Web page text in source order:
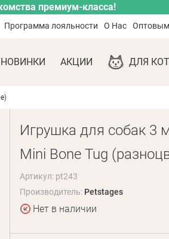
премиум-класса!
Программа лояльности О Нас
НОВИНКИ АКЦИИ ДЛЯ
Игрушка для собак 3
Mini Bone Tug
Артикул: pt243
Производитель: Petstages
Нет в наличии